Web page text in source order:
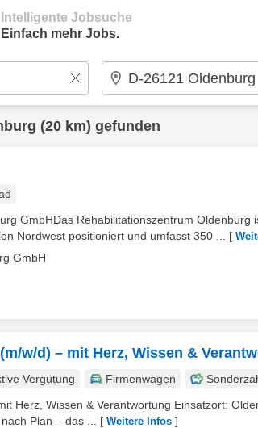
Intelligente Jobsuche
Einfach mehr Jobs.
(20 km) gefunden
GmbHDas Rehabilitationszentrum Oldenburg
Nordwest positioniert und umfasst 350 ...
[
GmbH
w/d) – mit Herz, Wissen &
Vergütung Firmenwagen
Herz, Wissen & Verantwortung Einsatzort:
Plan – das ...
[ Weitere Infos ]